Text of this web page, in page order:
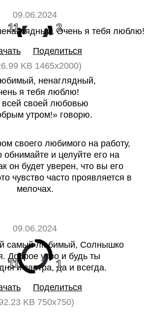
09.06.2024
11 2
Поделиться
KB 1465x2000)
ненаглядный,
я тебя люблю!
всей своей любовью
утром!» говорю.
своего любимого на работу,
обнимайте и целуйте его на
он будет уверен, что вы его
чувство часто проявляется в
мелочах.
09.06.2024
11 1
Поделиться
KB 750x750)